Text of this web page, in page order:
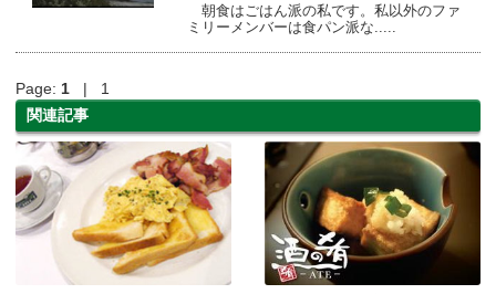
朝食はごはん派の私です。私以外のファ
ミリーメンバーは食パン派な.....
Page: 1 | 1
関連記事